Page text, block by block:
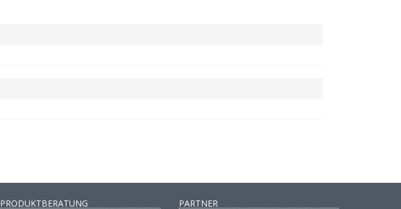
PRODUKTBERATUNG PARTNER